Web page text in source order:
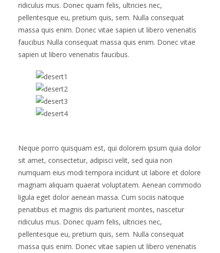
ridiculus mus. Donec quam felis, ultricies nec,
pellentesque eu, pretium quis, sem. Nulla consequat
massa quis enim. Donec vitae sapien ut libero venenatis
faucibus Nulla consequat massa quis enim. Donec vitae
sapien ut libero venenatis faucibus.
Neque porro quisquam est, qui dolorem ipsum quia dolor
sit amet, consectetur, adipisci velit, sed quia non
numquam eius modi tempora incidunt ut labore et dolore
magnam aliquam quaerat voluptatem. Aenean commodo
ligula eget dolor aenean massa. Cum sociis natoque
penatibus et magnis dis parturient montes, nascetur
ridiculus mus. Donec quam felis, ultricies nec,
pellentesque eu, pretium quis, sem. Nulla consequat
massa quis enim. Donec vitae sapien ut libero venenatis